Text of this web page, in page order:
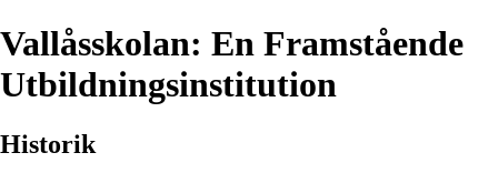
Vallåsskolan: En Framstående
Utbildningsinstitution
Historik